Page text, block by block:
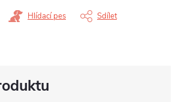
Hlídací pes Sdílet